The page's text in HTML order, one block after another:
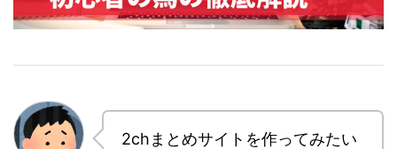
2chまとめサイトを作ってみたい